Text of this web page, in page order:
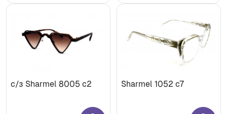
с/з Sharmel 8005 c2 Sharmel 1052 c7